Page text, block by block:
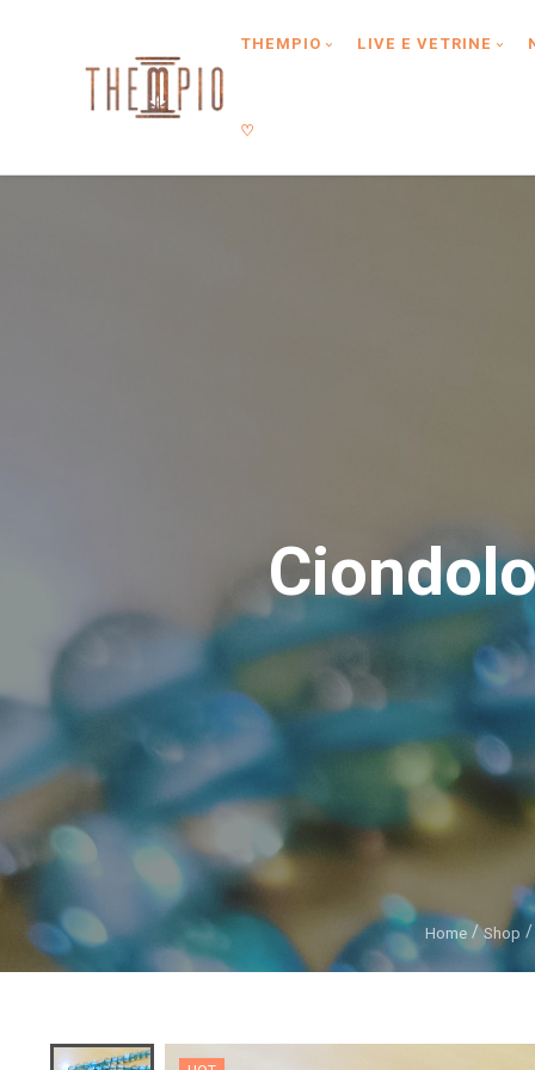
Type anything to search, then press enter or Search Button
THEMPIO LIVE E VETRINE
♡
Home Shop